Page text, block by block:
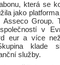
která se
jako
Asseco Group.
v
eur a více
klade
služby.